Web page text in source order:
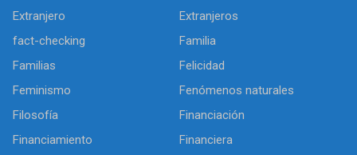
Extranjero
Extranjeros
fact-checking
Familia
Familias
Felicidad
Feminismo
Fenómenos naturales
Filosofía
Financiación
Financiamiento
Financiera